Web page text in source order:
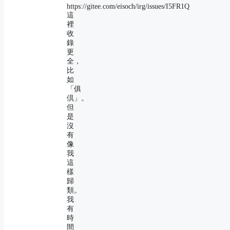
https://gitee.com/eisoch/irg/issues/I5FR1Q
這
裡
收
錄
更
全，
比
如
「俱
倶」。
但
是
沒
有
像
我
這
樣
歸
類。
我
有
時
間